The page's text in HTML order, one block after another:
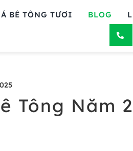
BÊ TÔNG TƯƠI BLOG
Tông Năm